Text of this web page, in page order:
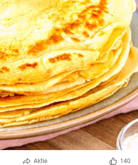
Aktie 140